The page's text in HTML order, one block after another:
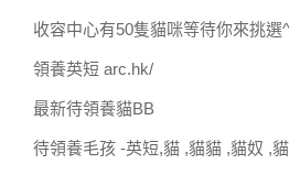
收容中心有50隻貓咪等待你來挑選
領養英短 arc.hk/
最新待領養貓BB
待領養毛孩 -英短,貓 ,貓貓 ,貓奴 ,